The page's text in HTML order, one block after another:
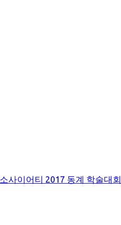
사이어티 2017 동계 학술대회